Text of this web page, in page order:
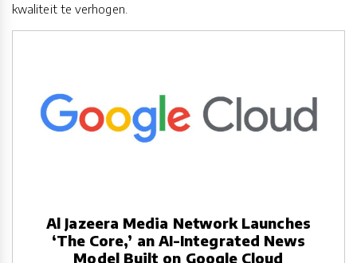
kwaliteit te verhogen.
Al Jazeera Media Network Launches
‘The Core,’ an AI-Integrated News
Model Built on Google Cloud